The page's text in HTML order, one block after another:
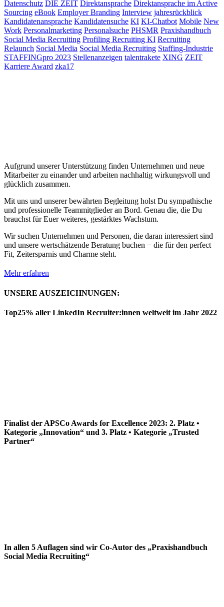
Datenschutz DIE ZEIT Direktansprache Direktansprache im Active
Sourcing eBook Employer Branding Interview jahresrückblick
Kandidatenansprache Kandidatensuche KI KI-Chatbot Mobile New
Work Personalmarketing Personalsuche PHSMR Praxishandbuch
Social Media Recruiting Profiling Recruiting KI Recruiting
Relaunch Social Media Social Media Recruiting Staffing-Industrie
STAFFINGpro 2023 Stellenanzeigen talentrakete XING ZEIT
Karriere Award zka17
Aufgrund unserer Unterstützung finden Unternehmen und neue
Mitarbeiter zu einander und arbeiten nachhaltig wirkungsvoll und
glücklich zusammen.
Mit uns und unserer bewährten Begleitung holst Du sympathische
und professionelle Teammitglieder an Bord. Genau die, die Du
brauchst für Euer weiteres, gestärktes Wachstum.
Wir suchen Unternehmen und Personen, die daran interessiert sind
und unsere wertschätzende Beratung buchen − die für den perfect
Fit, Zeitersparnis und Charme steht.
Mehr erfahren
UNSERE AUSZEICHNUNGEN:
Top25% aller LinkedIn Recruiter:innen weltweit im Jahr 2022
Finalist der APSCo Awards for Excellence 2023: 2. Platz •
Kategorie „Innovation“ und 3. Platz • Kategorie „Trusted
Partner“
In allen 5 Auflagen sind wir Co-Autor des „Praxishandbuch
Social Media Recruiting“